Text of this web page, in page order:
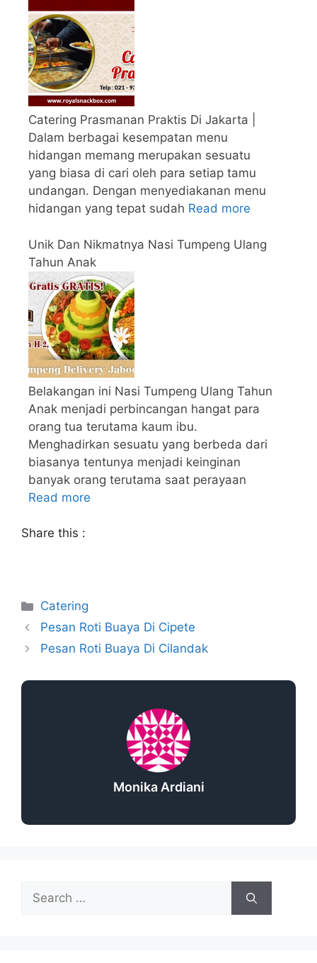
Catering Prasmanan Praktis Di Jakarta |
Dalam berbagai kesempatan menu
hidangan memang merupakan sesuatu
yang biasa di cari oleh para setiap tamu
undangan. Dengan menyediakanan menu
hidangan yang tepat sudah Read more
Unik Dan Nikmatnya Nasi Tumpeng Ulang
Tahun Anak
Belakangan ini Nasi Tumpeng Ulang Tahun
Anak menjadi perbincangan hangat para
orang tua terutama kaum ibu.
Menghadirkan sesuatu yang berbeda dari
biasanya tentunya menjadi keinginan
banyak orang terutama saat perayaan
Read more
Share this :
Catering
Pesan Roti Buaya Di Cipete
Pesan Roti Buaya Di Cilandak
Monika Ardiani